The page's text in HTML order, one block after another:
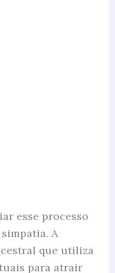
esse processo
A
que utiliza
para atrair